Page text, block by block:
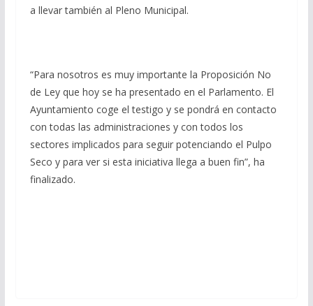
a llevar también al Pleno Municipal.
“Para nosotros es muy importante la Proposición No
de Ley que hoy se ha presentado en el Parlamento. El
Ayuntamiento coge el testigo y se pondrá en contacto
con todas las administraciones y con todos los
sectores implicados para seguir potenciando el Pulpo
Seco y para ver si esta iniciativa llega a buen fin”, ha
finalizado.